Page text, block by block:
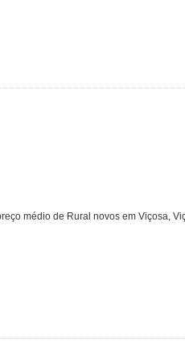
médio de Rural novos em Viçosa,